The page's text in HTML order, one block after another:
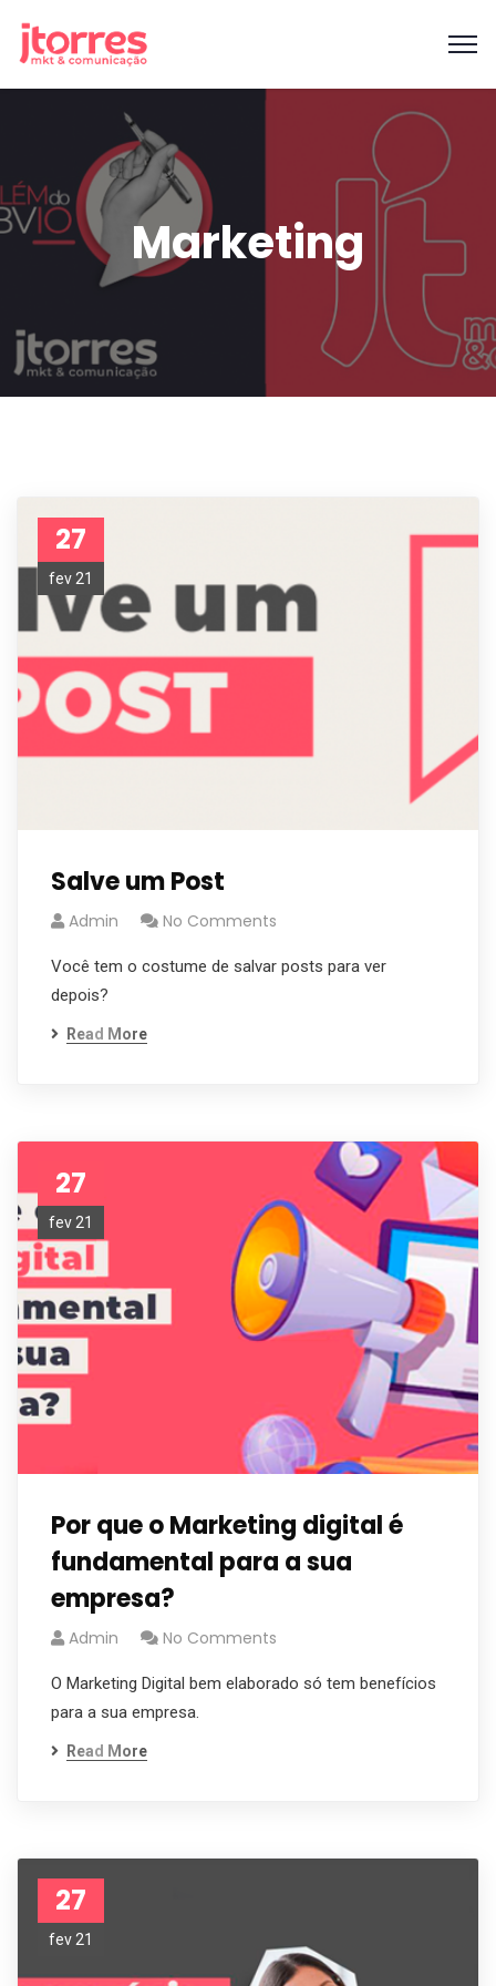
Marketing
27
fev 21
Salve um Post
Admin No Comments
Você tem o costume de salvar posts para ver
depois?
Read More
27
fev 21
Por que o Marketing digital é
fundamental para a sua
empresa?
Admin No Comments
O Marketing Digital bem elaborado só tem benefícios
para a sua empresa.
Read More
27
fev 21